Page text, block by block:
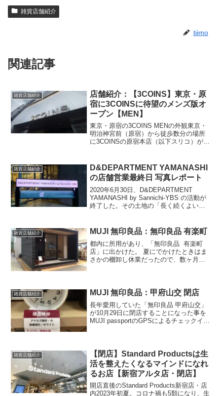
雑貨店舗紹介
tiimo
関連記事
雑貨店舗紹介
店舗紹介：【3COINS】東京・原
宿に3COINSに待望のメンズ版オ
ープン【MEN】
東京・原宿の3COINS MENの外観東京・
明治神宮前（原宿）から徒歩数分の場所
に3COINSの原宿本店（以下スリコ）があ
が、実のところ手持ちぶたさでどうした
らいいかわか...
雑貨店舗紹介
D&DEPARTMENT YAMANASHI
の店舗営業最終日 写真レポート
2020年6月30日、D&DEPARTMENT
YAMANASHI by Sannichi-YBS の活動が
終了した。その土地の「長く続くよいモ
残念。最終日の様子をレ...
雑貨店舗紹介 MUJI 無印良品：無印良品 有楽町
都内に所用があり、「無印良品 有楽町
店」に出かけた。 夏にでかけたときはま
さかの棚卸し休業だったので、数ヶ月ぶ
ン、新たに売り出し...
雑貨店舗紹介 MUJI 無印良品：甲府山交 閉店
長年愛用していた「無印良品 甲府山交」
が10月29日に閉店することになった事を
MUJI passportのGPSによるチェックイン
雑貨店舗紹介
【閉店】Standard Productsは生
活を整えたくなるマインドになれ
るお店【新宿アルタ店・閉店】
開店直後のStandard Products新宿店・店
内2023年初夏。コロナ禍も5類になり、生